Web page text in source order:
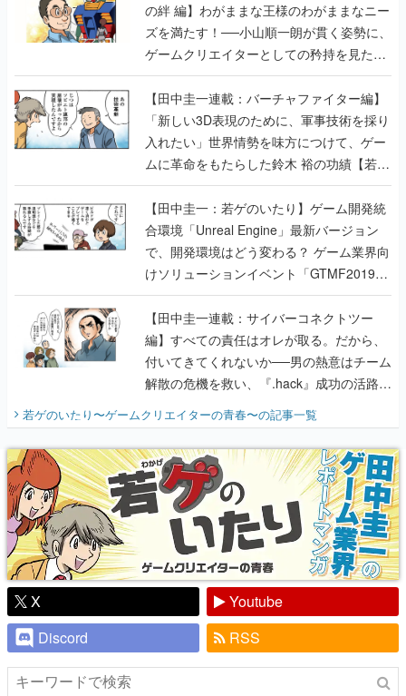
の絆 編】わがままな王様のわがままなニー
ズを満たす！──小山順一朗が貫く姿勢に、
ゲームクリエイターとしての矜持を見た
【若ゲのいたり最終回】
【田中圭一連載：バーチャファイター編】
「新しい3D表現のために、軍事技術を採り
入れたい」世界情勢を味方につけて、ゲー
ムに革命をもたらした鈴木 裕の功績【若ゲ
のいたり】
【田中圭一：若ゲのいたり】ゲーム開発統
合環境「Unreal Engine」最新バージョン
で、開発環境はどう変わる？ ゲーム業界向
けソリューションイベント「GTMF2019」
に行って、より理解を深めよう【PR】
【田中圭一連載：サイバーコネクトツー
編】すべての責任はオレが取る。だから、
付いてきてくれないか──男の熱意はチーム
解散の危機を救い、『.hack』成功の活路を
開く。業界の快男児・松山 洋に流れる血は
『少年ジャンプ』色だった【若ゲのいた
り】
若ゲのいたり〜ゲームクリエイターの青春〜の記事一覧
X
Youtube
Discord
RSS